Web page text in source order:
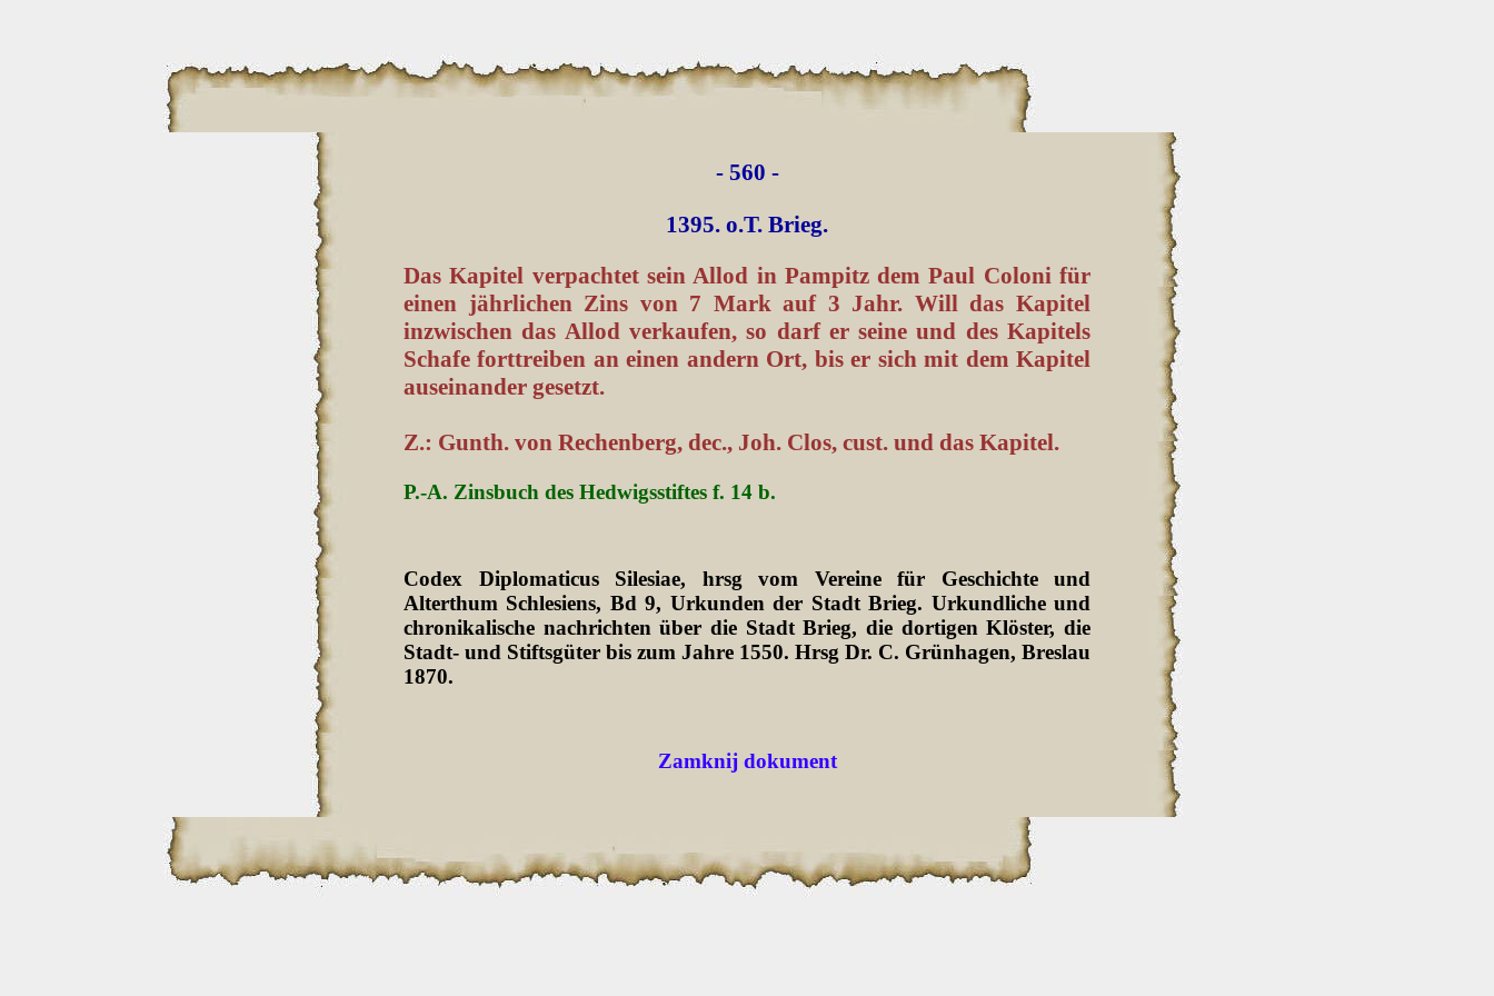
- 560 -
1395. o.T. Brieg.
Das Kapitel verpachtet sein Allod in Pampitz dem Paul Coloni für
einen jährlichen Zins von 7 Mark auf 3 Jahr. Will das Kapitel
inzwischen das Allod verkaufen, so darf er seine und des Kapitels
Schafe forttreiben an einen andern Ort, bis er sich mit dem Kapitel
auseinander gesetzt.
Z.: Gunth. von Rechenberg, dec., Joh. Clos, cust. und das Kapitel.
P.-A. Zinsbuch des Hedwigsstiftes f. 14 b.
Codex Diplomaticus Silesiae, hrsg vom Vereine für Geschichte und
Alterthum Schlesiens, Bd 9, Urkunden der Stadt Brieg. Urkundliche und
chronikalische nachrichten über die Stadt Brieg, die dortigen Klöster, die
Stadt- und Stiftsgüter bis zum Jahre 1550. Hrsg Dr. C. Grünhagen, Breslau
1870.
Zamknij dokument